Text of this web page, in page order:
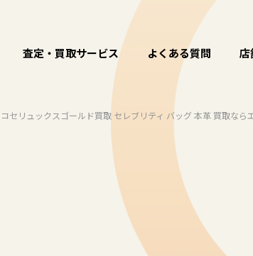
査定・買取サービス よくある質問 店
コセリュックスゴールド買取 セレブリティ バッグ 本革 買取な